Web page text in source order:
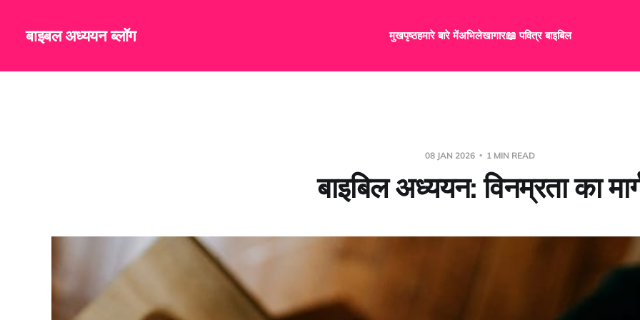
बाइबल अध्ययन ब्लॉग मुखपृष्ठहमारे बारे मेंअभिलेखागार📖 पवित्र बाइबिल
08 JAN 2026 1 MIN READ
बाइबिल अध्ययन: विनम्रता का